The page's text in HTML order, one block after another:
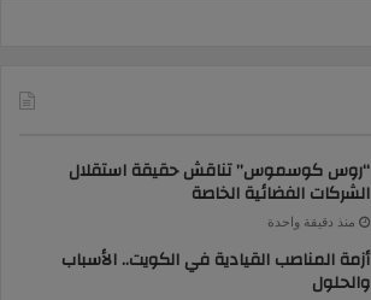
“روس كوسموس” تناقش حقيقة استقلال
الشركات الفضائية الخاصة
منذ دقيقة واحدة
أزمة المناصب القيادية في الكويت.. الأسباب
والحلول